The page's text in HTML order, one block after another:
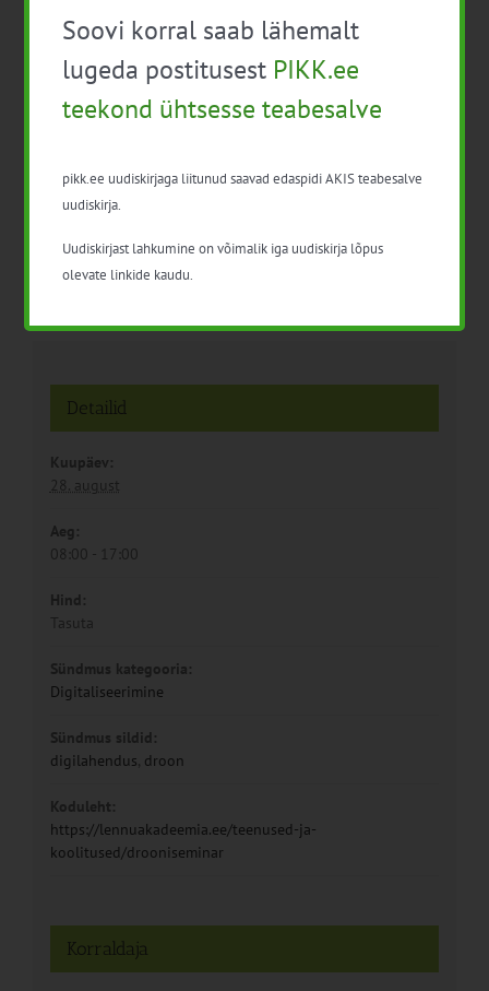
EPKK konverents:
EPKK infopäev:
ringmajanduses
Detailid
Kuupäev:
28. august
Aeg:
08:00 - 17:00
Hind:
Tasuta
Sündmus kategooria:
Digitaliseerimine
Sündmus sildid:
digilahendus, droon
Koduleht:
https://lennuakadeemia.ee/teenused-ja-
koolitused/drooniseminar
Korraldaja
Soovi korral saab lähemalt
lugeda postitusest PIKK.ee
teekond ühtsesse teabesalve
pikk.ee uudiskirjaga liitunud saavad edaspidi AKIS teabesalve
uudiskirja.
Uudiskirjast lahkumine on võimalik iga uudiskirja lõpus
olevate linkide kaudu.